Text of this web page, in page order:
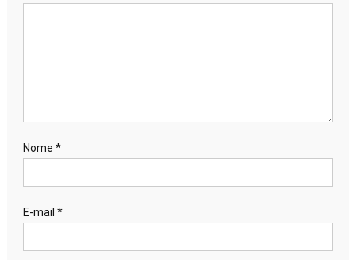
Nome *
E-mail *